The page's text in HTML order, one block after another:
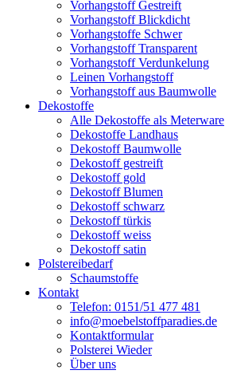
Vorhangstoff Gestreift
Vorhangstoff Blickdicht
Vorhangstoffe Schwer
Vorhangstoff Transparent
Vorhangstoff Verdunkelung
Leinen Vorhangstoff
Vorhangstoff aus Baumwolle
Dekostoffe
Alle Dekostoffe als Meterware
Dekostoffe Landhaus
Dekostoff Baumwolle
Dekostoff gestreift
Dekostoff gold
Dekostoff Blumen
Dekostoff schwarz
Dekostoff türkis
Dekostoff weiss
Dekostoff satin
Polstereibedarf
Schaumstoffe
Kontakt
Telefon: 0151/51 477 481
info@moebelstoffparadies.de
Kontaktformular
Polsterei Wieder
Über uns